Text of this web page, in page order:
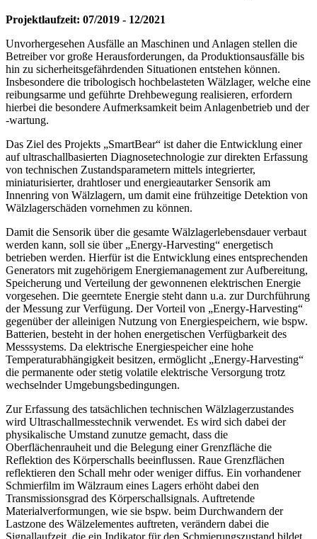
Projektlaufzeit: 07/2019 - 12/2021
Unvorhergesehen Ausfälle an Maschinen und Anlagen stellen die
Betreiber vor große Herausforderungen, da Produktionsausfälle bis
hin zu sicherheitsgefährdenden Situationen entstehen können.
Insbesondere die tribologisch hochbelasteten Wälzlager, welche eine
reibungsarme und geführte Drehbewegung realisieren, erfordern
hierbei die besondere Aufmerksamkeit beim Anlagenbetrieb und der
-wartung.
Das Ziel des Projekts „SmartBear“ ist daher die Entwicklung einer
auf ultraschallbasierten Diagnosetechnologie zur direkten Erfassung
von technischen Zustandsparametern mittels integrierter,
miniaturisierter, drahtloser und energieautarker Sensorik am
Innenring von Wälzlagern, um damit eine frühzeitige Detektion von
Wälzlagerschäden vornehmen zu können.
Damit die Sensorik über die gesamte Wälzlagerlebensdauer verbaut
werden kann, soll sie über „Energy-Harvesting“ energetisch
betrieben werden. Hierfür ist die Entwicklung eines entsprechenden
Generators mit zugehörigem Energiemanagement zur Aufbereitung,
Speicherung und Verteilung der gewonnenen elektrischen Energie
vorgesehen. Die geerntete Energie steht dann u.a. zur Durchführung
der Messung zur Verfügung. Der Vorteil von „Energy-Harvesting“
gegenüber der alleinigen Nutzung von Energiespeichern, wie bspw.
Batterien, besteht in der hohen energetischen Verfügbarkeit des
Messsystems. Da elektrische Energiespeicher eine hohe
Temperaturabhängigkeit besitzen, ermöglicht „Energy-Harvesting“
die permanente oder stetig volatile elektrische Versorgung trotz
wechselnder Umgebungsbedingungen.
Zur Erfassung des tatsächlichen technischen Wälzlagerzustandes
wird Ultraschallmesstechnik verwendet. Es wird sich dabei der
physikalische Umstand zunutze gemacht, dass die
Oberflächenrauheit und die Belegung einer Grenzfläche die
Reflektion des Körperschalls beeinflussen. Raue Grenzflächen
reflektieren den Schall mehr oder weniger diffus. Ein vorhandener
Schmierfilm im Wälzraum eines Lagers erhöht dabei den
Transmissionsgrad des Körperschallsignals. Auftretende
Materialverformungen, wie sie bspw. beim Durchwandern der
Lastzone des Wälzelementes auftreten, verändern dabei die